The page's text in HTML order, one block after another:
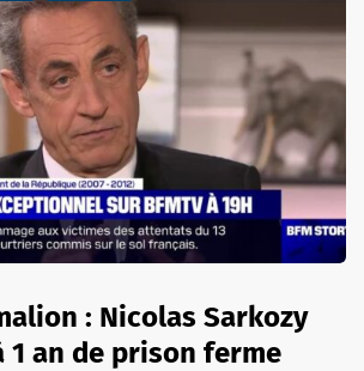
: Nicolas Sarkozy
1 an de prison ferme